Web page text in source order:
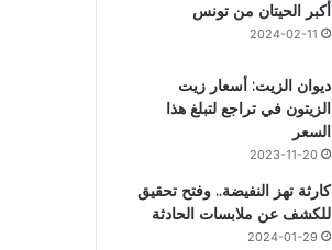
أكبر الحيتان من تونس
2024-02-11
ديوان الزيت: أسعار زيت
الزيتون في تراجع لتبلغ هذا
السعر
2023-11-20
كارثة تهز النفيضة.. وفتح تحقيق
للكشف عن ملابسات الحادثة
2024-01-29